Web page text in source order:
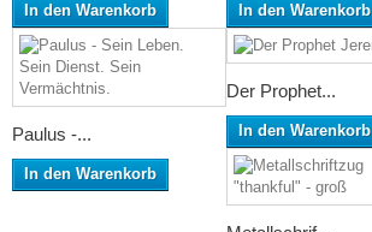
In den Warenkorb In den Warenkorb
Paulus -...
In den Warenkorb
Der Prophet...
In den Warenkorb